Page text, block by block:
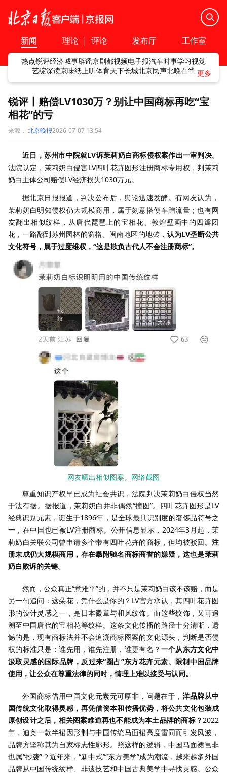
新闻 理论 | 评论 发布厅 工作室
热点锐评经济城事辟谣京剧都视频电子报汽车时事学习视觉
艺绽深读京味纸上听体育天下长城北京民声北晚在线
锐评丨赔偿LV1030万？别让中国商标再吃“宝
相花”的亏
来源： 北京晚报2026-07-07 13:54
近日，苏州市中院就LV诉茉莉奶白商标侵权案作出一审判决。
法院认定，茉莉奶白侵害LV四叶花卉图形注册商标专用权，判茉莉
奶白主体公司赔偿LV经济损失1030万元。
据北京日报报道，判决公布后，舆论迅速发酵。有网友认为，
茉莉奶白明知侵权仍大规模商用，属于刻意搭便车蹭流量；也有网
友翻出相似纹样，从唐代琵琶上的宝相花、敦煌壁画中的四瓣团
花，一路翻到苏州园林的窗格、闽南地区的地砖， 认为LV垄断公共
文化符号，属于过度维权，“这是欺负古代人不会注册商标”。
网友晒出相似图案。网络截图
尊重知识产权早已成为社会共识，法院判决茉莉奶白侵权当然
于法有据。据报道，茉莉奶白并非偶然“撞图”。四叶花卉图形是LV
经典识别元素，诞生于1896年，是全球最具识别度的奢侈品符号之
一，在中国也已被LV注册商标。公开信息显示， 2024年3 月起，茉
莉奶白关联公司曾申请多个带有四叶花卉的商标，但均被驳回。 注
册未成仍大规模商用，存在攀附驰名商标商誉的嫌疑，这也是茉莉
奶白败诉的关键。
然而，公众真正“意难平”的，并不只是茉莉奶白该不该赔，而是
另一句追问：这朵花，凭什么是你的？ LV官方承认，其四叶花卉图
形的设计灵感之一，是日本徽章与和风纹饰。而这些纹饰，又可追
溯至中国唐代的宝相花等纹样。这条文化传播的路径十分清晰，遗
憾的是，现有商标法并不会追溯商标图案的文化源头，判断是否侵
权的标准只是：谁先用，谁先注册，谁更有名？ 一个从东方文化中
汲取灵感的国际品牌，反过来“圈占”东方花卉元素、限制中国品牌
使用，让公众在尊重法律的同时，情理上难以接受与认同。
外国商标借用中国文化元素无可厚非，问题在于，洋品牌从中
国传统文化取得灵感，再凭借资本和传播优势，将公共文化包装成
原创设计之后，相关图案难道再也不能成为本土品牌的商标？ 2022
年，迪奥一款半裙因形制与中国传统马面裙高度雷同而引发风波，
品牌方坚称其为自家标志性廓形。照这样的逻辑，中国马面裙岂非
也属“抄袭”？近年来，“新中式”“东方美学”成为潮流，越来越多外国
品牌从中国传统纹样、非遗技艺和中国古典美学中寻找灵感。公众